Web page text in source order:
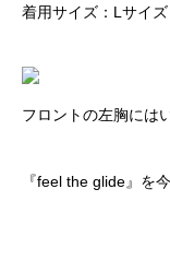
着用サイズ：Lサイズ
フロントの左胸には
『feel the glide』を